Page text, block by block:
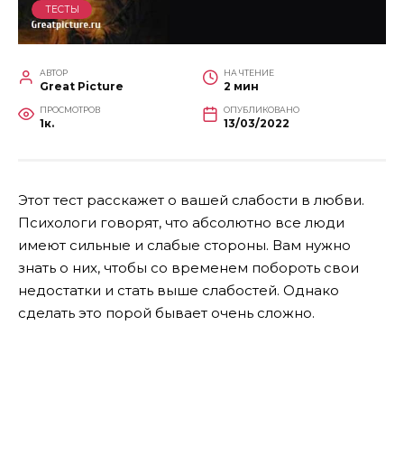
ТЕСТЫ
АВТОР
Great Picture
НА ЧТЕНИЕ
2 мин
ПРОСМОТРОВ
1к.
ОПУБЛИКОВАНО
13/03/2022
Этот тест расскажет о вашей слабости в любви.
Психологи говорят, что абсолютно все люди
имеют сильные и слабые стороны. Вам нужно
знать о них, чтобы со временем побороть свои
недостатки и стать выше слабостей. Однако
сделать это порой бывает очень сложно.